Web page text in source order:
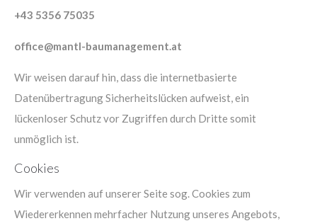
sociis natoque penatibus et magnis dis parturient
montes, nascetur ridiculus mus. Donec quam felis,
ultricies nec.
+43 5356 75035
office@mantl-baumanagement.at
Wir weisen darauf hin, dass die internetbasierte
Datenübertragung Sicherheitslücken aufweist, ein
lückenloser Schutz vor Zugriffen durch Dritte somit
unmöglich ist.
Cookies
Wir verwenden auf unserer Seite sog. Cookies zum
Wiedererkennen mehrfacher Nutzung unseres Angebots,